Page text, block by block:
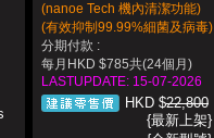
(nanoe Tech 機內清潔功能)
(有效抑制99.99%細菌及病毒)
分期付款 :
每月HKD $785共(24個月)
LASTUPDATE: 15-07-2026
HKD $22,800
{最新上架}